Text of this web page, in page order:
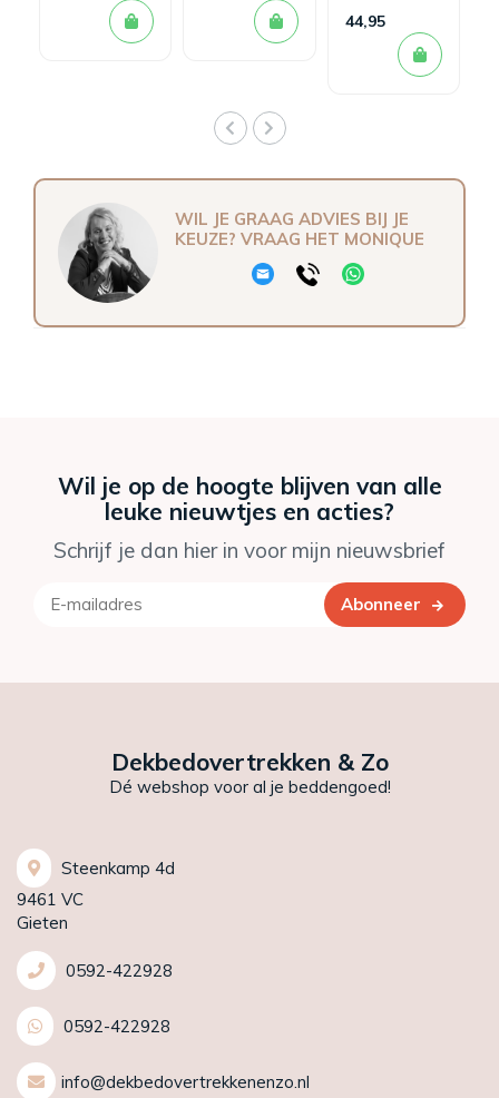
Minte
Antraciet
44,95
WIL JE GRAAG ADVIES BIJ JE
KEUZE? VRAAG HET MONIQUE
Wil je op de hoogte blijven van alle
leuke nieuwtjes en acties?
Schrijf je dan hier in voor mijn nieuwsbrief
Abonneer
Dekbedovertrekken & Zo
Dé webshop voor al je beddengoed!
Steenkamp 4d
9461 VC
Gieten
0592-422928
0592-422928
info@dekbedovertrekkenenzo.nl